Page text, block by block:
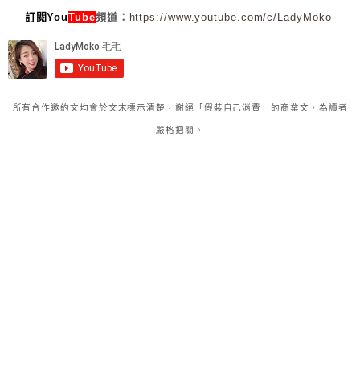
訂閱YouTube頻道： https://www.youtube.com/c/LadyMoko
所有合作邀約文均會於文末標示清楚，謝絕「假裝自己消費」的商業文，為讀者
嚴格把關。